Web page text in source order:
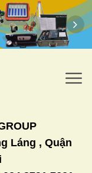
Láng , Quận